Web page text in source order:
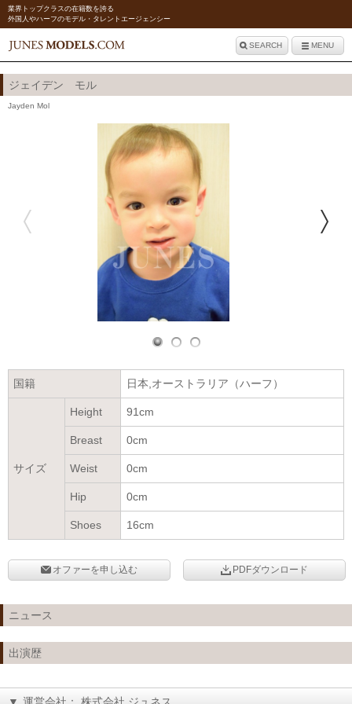
業界トップクラスの在籍数を誇る
外国人やハーフのモデル・タレントエージェンシー
SEARCH MENU
ジェイデン モル
Jayden Mol
国籍 日本,オーストラリア（ハーフ）
サイズ
Height 91cm
Breast 0cm
Weist 0cm
Hip 0cm
Shoes 16cm
オファーを申し込む PDFダウンロード
ニュース
出演歴